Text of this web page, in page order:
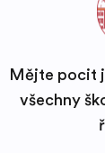
Mějte pocit
všechny